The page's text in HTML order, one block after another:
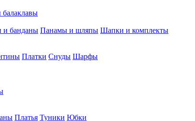
и банданы Панамы и шляпы Шапки и комплекты
Платки Снуды Шарфы
Платья Туники Юбки